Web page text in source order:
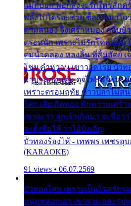
แม่ก็บอก พ่อก็สั่งจะรักใครสักค
พลั้งไปใครจะช่วย ซื้อเปลมาไก
ตามสนอง จึงเศร้าหมอง กลีบบั
ตระหนัก เพราะไม่รักโคลนตม
ตมน้ำคลอง หลงลิ้น ที่สิ้นสัตย์ เ
โชย คำหวาน เขาวาดโรย บัว
มาบานก่อนตูม ดุจไฟสุมร้อนรุม
เพราะตรอมฤทัย ข้าวปลาไม่สน
โศก เสียเถิดทอง พักความเศร้า
เขาจะว่า ลูกเจ้าเกิดมา จะชื่อว่
จะตั้งชื่อให้ ว่าไอ้บังเอิญ
บัวทองร้องไห้ - เทพพร เพชรอุ
(KARAOKE)
91 views • 06.07.2569
บัวทองโศก เพราะเป็นโรครัก
หนุ่มหลอกเอา เขารวย และรูป